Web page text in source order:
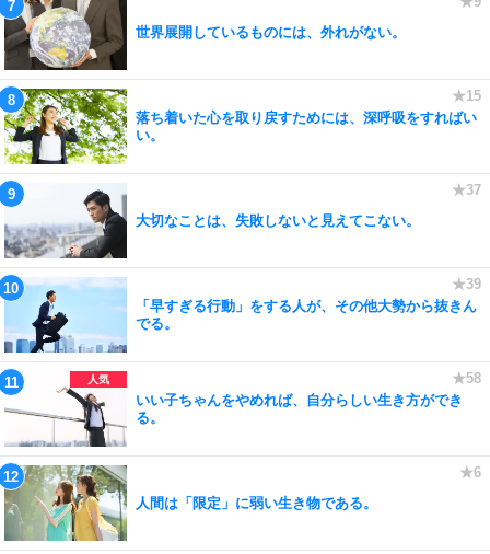
世界展開しているものには、外れがない。
落ち着いた心を取り戻すためには、深呼吸をすればい
い。
大切なことは、失敗しないと見えてこない。
「早すぎる行動」をする人が、その他大勢から抜きん
でる。
いい子ちゃんをやめれば、自分らしい生き方ができ
る。
人間は「限定」に弱い生き物である。